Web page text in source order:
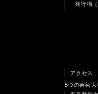
発行物
アクセス
5つの芸術